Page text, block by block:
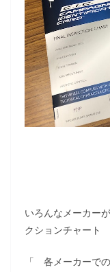
いろんなメーカー
クションチャート
「 各メーカーで